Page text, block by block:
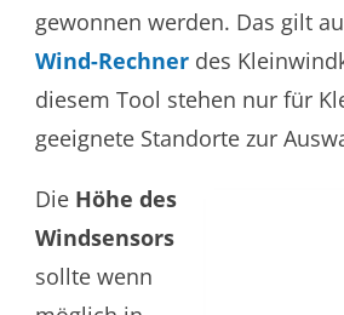
gewonnen werden. Das gilt
Wind-Rechner des
diesem Tool stehen nur für
geeignete Standorte zur
Die Höhe des
Windsensors
sollte wenn